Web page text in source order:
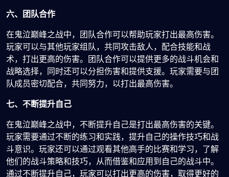
六、团队合作
在鬼泣巅峰之战中，团队合作可以帮助玩家打出最高伤害。
玩家可以与其他玩家组队，共同攻击敌人，配合技能和战
术，打出更高的伤害。团队合作可以提供更多的战斗机会和
战略选择，同时还可以分担伤害和提供支援。玩家需要与团
队成员密切配合，共同努力，以打出最高伤害。
七、不断提升自己
在鬼泣巅峰之战中，不断提升自己是打出最高伤害的关键。
玩家需要通过不断的练习和实践，提升自己的操作技巧和战
斗意识。玩家还可以通过观看其他高手的比赛和学习，了解
他们的战斗策略和技巧，从而借鉴和应用到自己的战斗中。
通过不断提升自己，玩家可以打出更高的伤害，取得更好的